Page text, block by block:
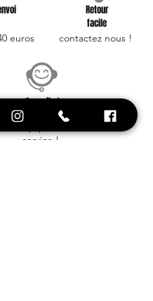
euros
Retour
facile
contactez nous !
Conseil et
service !